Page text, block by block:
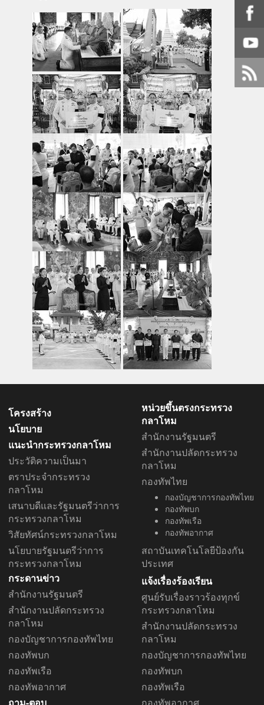
โครงสร้าง
นโยบาย
แนะนำกระทรวงกลาโหม
ประวัติความเป็นมา
ตราประจำกระทรวง
กลาโหม
เสนาบดีและรัฐมนตรีว่าการ
กระทรวงกลาโหม
วิสัยทัศน์กระทรวงกลาโหม
นโยบายรัฐมนตรีว่าการ
กระทรวงกลาโหม
หน่วยขึ้นตรงกระทรวง
กลาโหม
สำนักงานรัฐมนตรี
สำนักงานปลัดกระทรวง
กลาโหม
กองทัพไทย
กองบัญชาการกองทัพไทย
กองทัพบก
กองทัพเรือ
กองทัพอากาศ
สถาบันเทคโนโลยีป้องกัน
ประเทศ
กระดานข่าว
สำนักงานรัฐมนตรี
สำนักงานปลัดกระทรวง
กลาโหม
กองบัญชาการกองทัพไทย
กองทัพบก
กองทัพเรือ
กองทัพอากาศ
แจ้งเรื่องร้องเรียน
ศูนย์รับเรื่องราวร้องทุกข์
กระทรวงกลาโหม
สำนักงานปลัดกระทรวง
กลาโหม
กองบัญชาการกองทัพไทย
กองทัพบก
กองทัพเรือ